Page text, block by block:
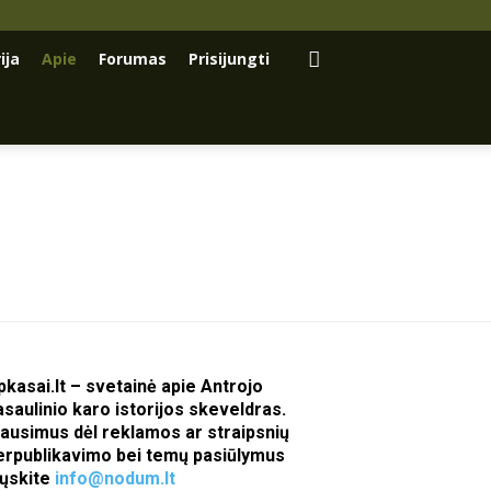
Apie Forumas Prisijungti
– svetainė apie Antrojo
karo istorijos skeveldras.
dėl reklamos ar straipsnių
bei temų pasiūlymus
info@nodum.lt